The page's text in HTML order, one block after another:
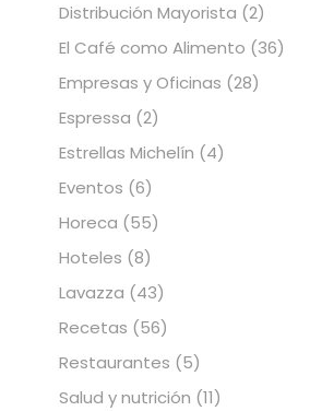
Distribución Mayorista (2)
El Café como Alimento (36)
Empresas y Oficinas (28)
Espressa (2)
Estrellas Michelín (4)
Eventos (6)
Horeca (55)
Hoteles (8)
Lavazza (43)
Recetas (56)
Restaurantes (5)
Salud y nutrición (11)